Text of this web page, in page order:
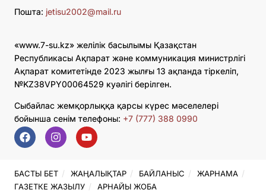
Пошта: jetisu2002@mail.ru
«www.7-su.kz» желілік басылымы Қазақстан
Республикасы Ақпарат және коммуникация министрлігі
Ақпарат комитетінде 2023 жылғы 13 ақпанда тіркеліп,
№KZ38VPY00064529 куәлігі берілген.
Сыбайлас жемқорлыққа қарсы күрес мәселелері
бойынша сенім телефоны: +7 (777) 388 0990
БАСТЫ БЕТ ЖАҢАЛЫҚТАР БАЙЛАНЫС
ЖАРНАМА
ГАЗЕТКЕ ЖАЗЫЛУ
АРНАЙЫ ЖОБА